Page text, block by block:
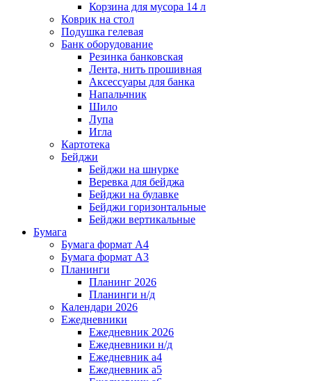
Корзина для мусора 14 л
Коврик на стол
Подушка гелевая
Банк оборудование
Резинка банковская
Лента, нить прошивная
Аксессуары для банка
Напальчник
Шило
Лупа
Игла
Картотека
Бейджи
Бейджи на шнурке
Веревка для бейджа
Бейджи на булавке
Бейджи горизонтальные
Бейджи вертикальные
Бумага
Бумага формат А4
Бумага формат А3
Планинги
Планинг 2026
Планинги н/д
Календари 2026
Ежедневники
Ежедневник 2026
Ежедневники н/д
Ежедневник а4
Ежедневник а5